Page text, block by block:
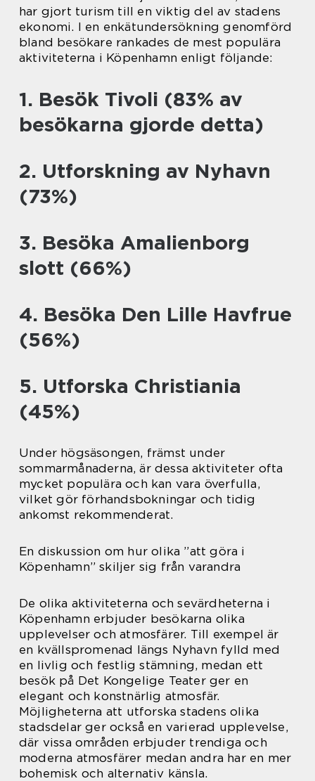
har gjort turism till en viktig del av stadens
ekonomi. I en enkätundersökning genomförd
bland besökare rankades de mest populära
aktiviteterna i Köpenhamn enligt följande:
1. Besök Tivoli (83% av
besökarna gjorde detta)
2. Utforskning av Nyhavn
(73%)
3. Besöka Amalienborg
slott (66%)
4. Besöka Den Lille Havfrue
(56%)
5. Utforska Christiania
(45%)
Under högsäsongen, främst under
sommarmånaderna, är dessa aktiviteter ofta
mycket populära och kan vara överfulla,
vilket gör förhandsbokningar och tidig
ankomst rekommenderat.
En diskussion om hur olika ”att göra i
Köpenhamn” skiljer sig från varandra
De olika aktiviteterna och sevärdheterna i
Köpenhamn erbjuder besökarna olika
upplevelser och atmosfärer. Till exempel är
en kvällspromenad längs Nyhavn fylld med
en livlig och festlig stämning, medan ett
besök på Det Kongelige Teater ger en
elegant och konstnärlig atmosfär.
Möjligheterna att utforska stadens olika
stadsdelar ger också en varierad upplevelse,
där vissa områden erbjuder trendiga och
moderna atmosfärer medan andra har en mer
bohemisk och alternativ känsla.